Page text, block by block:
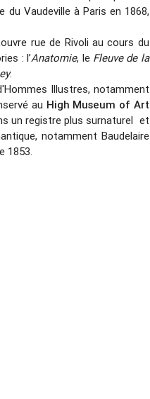
Vaudeville à Paris en 1868,
rue de Rivoli au cours du
: l’Anatomie, leFleuve de la
.
Illustres, notamment
au High Museum of Art
un registre plus surnaturel et
notamment Baudelaire
1853.